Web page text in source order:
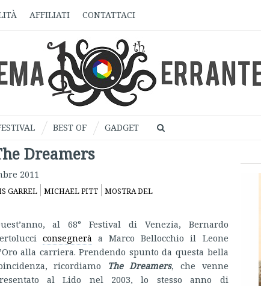
AFFILIATI CONTATTACI
BEST OF GADGET
Dreamers
2011
GARREL MICHAEL PITT
MOSTRA DEL
al 68° Festival di Venezia, Bernardo
consegnerà a Marco Bellocchio il Leone
alla carriera. Prendendo spunto da questa bella
ricordiamo
The Dreamers, che venne
al Lido nel 2003, lo stesso anno di